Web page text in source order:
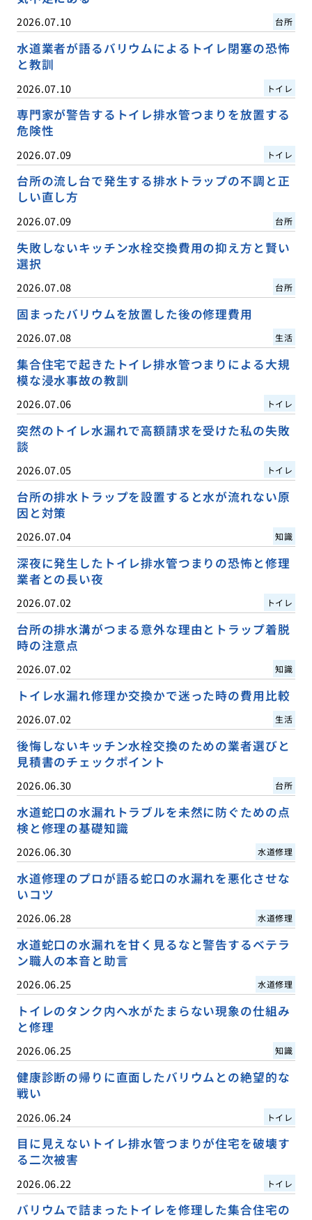
2026.07.10 台所
水道業者が語るバリウムによるトイレ閉塞の恐怖
と教訓
2026.07.10 トイレ
専門家が警告するトイレ排水管つまりを放置する
危険性
2026.07.09 トイレ
台所の流し台で発生する排水トラップの不調と正
しい直し方
2026.07.09 台所
失敗しないキッチン水栓交換費用の抑え方と賢い
選択
2026.07.08 台所
固まったバリウムを放置した後の修理費用
2026.07.08 生活
集合住宅で起きたトイレ排水管つまりによる大規
模な浸水事故の教訓
2026.07.06 トイレ
突然のトイレ水漏れで高額請求を受けた私の失敗
談
2026.07.05 トイレ
台所の排水トラップを設置すると水が流れない原
因と対策
2026.07.04 知識
深夜に発生したトイレ排水管つまりの恐怖と修理
業者との長い夜
2026.07.02 トイレ
台所の排水溝がつまる意外な理由とトラップ着脱
時の注意点
2026.07.02 知識
トイレ水漏れ修理か交換かで迷った時の費用比較
2026.07.02 生活
後悔しないキッチン水栓交換のための業者選びと
見積書のチェックポイント
2026.06.30 台所
水道蛇口の水漏れトラブルを未然に防ぐための点
検と修理の基礎知識
2026.06.30 水道修理
水道修理のプロが語る蛇口の水漏れを悪化させな
いコツ
2026.06.28 水道修理
水道蛇口の水漏れを甘く見るなと警告するベテラ
ン職人の本音と助言
2026.06.25 水道修理
トイレのタンク内へ水がたまらない現象の仕組み
と修理
2026.06.25 知識
健康診断の帰りに直面したバリウムとの絶望的な
戦い
2026.06.24 トイレ
目に見えないトイレ排水管つまりが住宅を破壊す
る二次被害
2026.06.22 トイレ
バリウムで詰まったトイレを修理した集合住宅の